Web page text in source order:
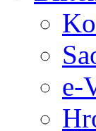
e-